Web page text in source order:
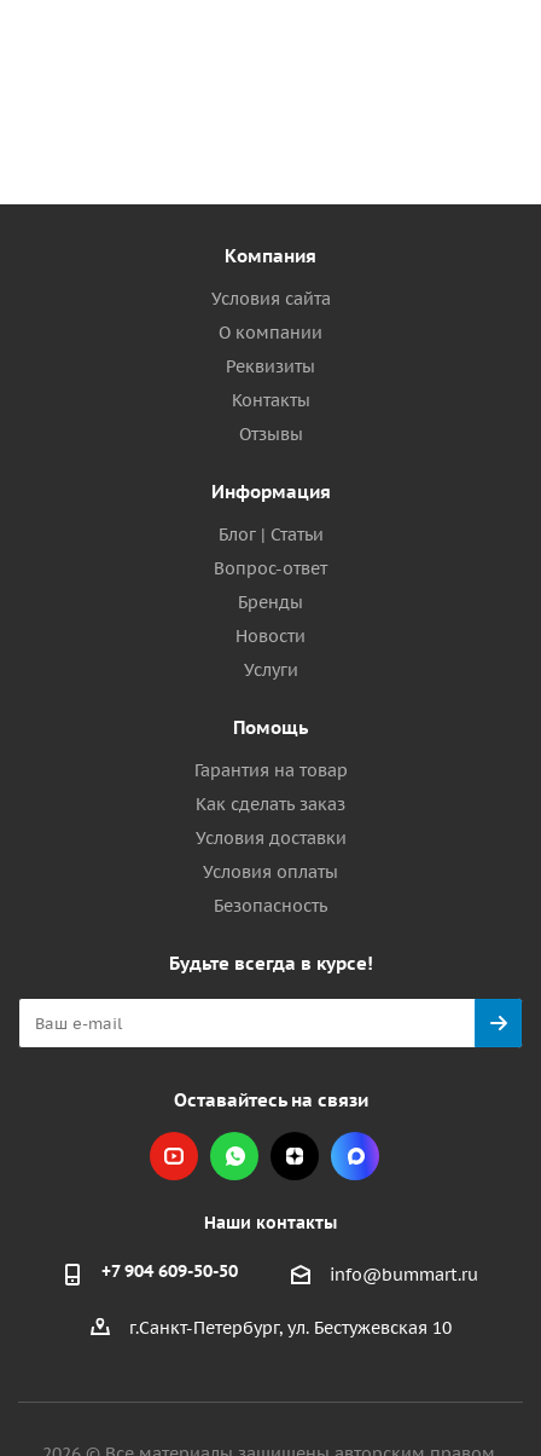
Компания
Условия сайта
О компании
Реквизиты
Контакты
Отзывы
Информация
Блог | Статьи
Вопрос-ответ
Бренды
Новости
Услуги
Помощь
Гарантия на товар
Как сделать заказ
Условия доставки
Условия оплаты
Безопасность
Будьте всегда в курсе!
Оставайтесь на связи
Наши контакты
+7 904 609-50-50 info@bummart.ru
г.Санкт-Петербург, ул. Бестужевская 10